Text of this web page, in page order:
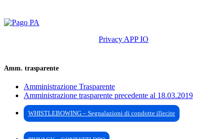
Privacy APP IO
Amm. trasparente
Amministrazione Trasparente
Amministrazione trasparente precedente al 18.03.2019
WHISTLEBOWING – Segnalazioni di condotte illecite